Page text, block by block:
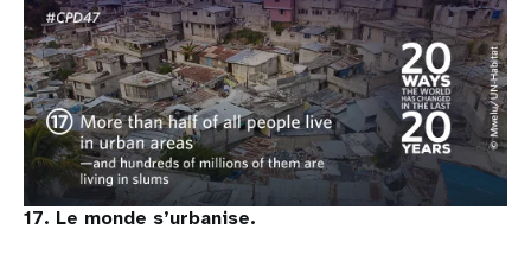
17. Le monde s’urbanise.